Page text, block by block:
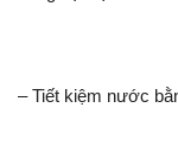
– Tiết kiệm nước